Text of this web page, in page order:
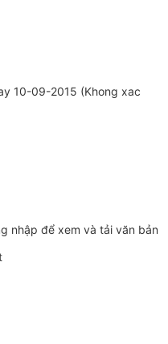
10-09-2015 (Khong xac
nhập để xem và tải văn bản